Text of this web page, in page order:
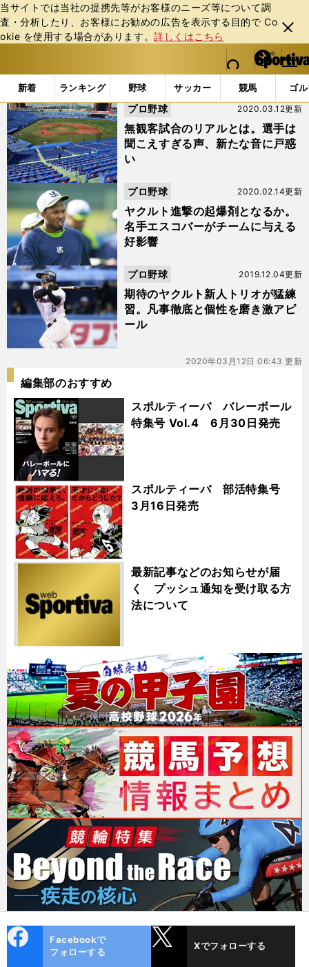
当サイトでは当社の提携先等がお客様のニーズ等について調
査・分析したり、お客様にお勧めの広告を表⽰する⽬的で Co
okie を使⽤する場合があります。詳しくはこちら
閉じ
る
web Sportiva (webスポルティーバ)
検索
マイペ
ー
ジ
メニュ
新着 ランキング 野球 サッカー 競馬 ゴ
b
ス
ポ
ル
テ
ィ
ー
バ
「#吉田大成」の最新ニュース・ 情報
無観客試合のリアルとは。選手は
聞こえすぎる声、新たな音に戸惑
い
2020.03.12更新
プロ野球
ヤクルト進撃の起爆剤となるか。
名手エスコバーがチームに与える
好影響
2020.02.14更新
プロ野球
期待のヤクルト新人トリオが猛練
習。凡事徹底と個性を磨き激アピ
ール
2019.12.04更新
プロ野球
2020年03月12日 06:43 更新
編集部のおすすめ
スポルティーバ バレーボール
特集号 Vol.4 6月30日発売
スポルティーバ 部活特集号
3月16日発売
最新記事などのお知らせが届
く プッシュ通知を受け取る方
法について
ok
Facebookで
フォローする
Xでフォローする